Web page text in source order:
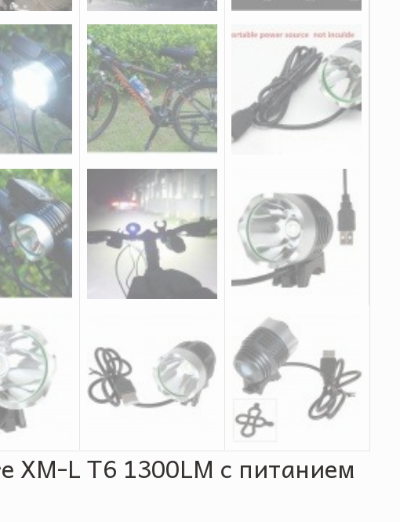
XM-L T6 1300LM c питанием